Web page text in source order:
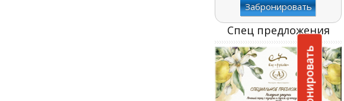
Забронировать
Спец предложения